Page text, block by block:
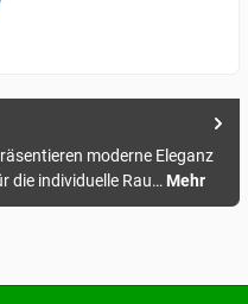
moderne Eleganz
die individuelle Rau… Mehr